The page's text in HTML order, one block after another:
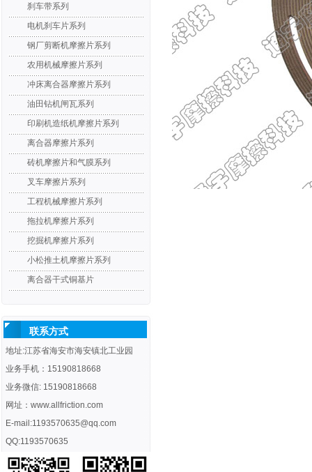
刹车带系列
电机刹车片系列
钢厂剪断机摩擦片系列
农用机械摩擦片系列
冲床离合器摩擦片系列
油田钻机闸瓦系列
印刷机造纸机摩擦片系列
离合器摩擦片系列
砖机摩擦片和气膜系列
叉车摩擦片系列
工程机械摩擦片系列
拖拉机摩擦片系列
挖掘机摩擦片系列
小松推土机摩擦片系列
离合器干式铜基片
联系方式
地址:江苏省海安市海安镇北工业园
业务手机：15190818668
业务微信: 15190818668
网址：www.allfriction.com
E-mail:1193570635@qq.com
QQ:1193570635